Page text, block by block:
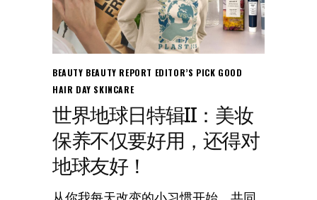
BEAUTY BEAUTY REPORT EDITOR’S PICK GOOD
HAIR DAY SKINCARE
世界地球日特辑II：美妆
保养不仅要好用，还得对
地球友好！